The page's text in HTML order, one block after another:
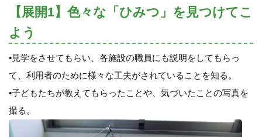
【展開1】色々な「ひみつ」を見つけてこ
よう
•見学をさせてもらい、各施設の職員にも説明をしてもらっ
て、利用者のために様々な工夫がされていることを知る。
•子どもたちが教えてもらったことや、気づいたことの写真を
撮る。